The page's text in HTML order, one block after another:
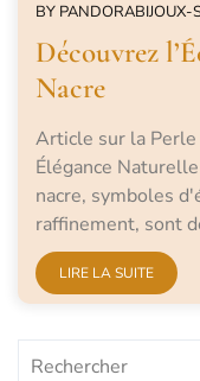
BY PANDORABIJOUX-
Découvrez
Nacre
Article sur la Perle
Élégance
nacre, symboles
raffinement, sont
LIRE LA SUITE
Rechercher